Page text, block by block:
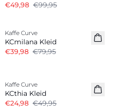
€49,98 €99,95
Kaffe Curve
KCmilana Kleid
€39,98 €79,95
Kaffe Curve
KCthia Kleid
€24,98 €49,95